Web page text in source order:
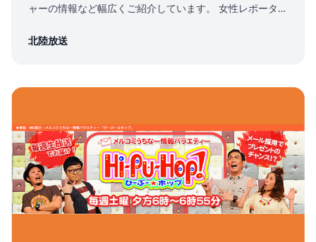
ャーの情報など幅広くご紹介しています。 女性レポーター
介、 プレゼントキャンペーンの実施も可能です。
北陸放送